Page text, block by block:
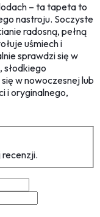
– ta tapeta to
nastroju. Soczyste
radosną, pełną
uśmiech i
sprawdzi się w
słodkiego
w nowoczesnej lub
i oryginalnego,